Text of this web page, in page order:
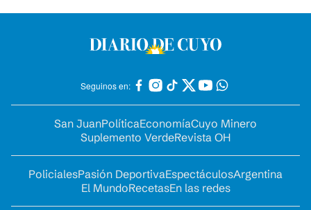
Seguinos en:
San JuanPolíticaEconomíaCuyo Minero
Suplemento VerdeRevista OH
PolicialesPasión DeportivaEspectáculosArgentina
El MundoRecetasEn las redes